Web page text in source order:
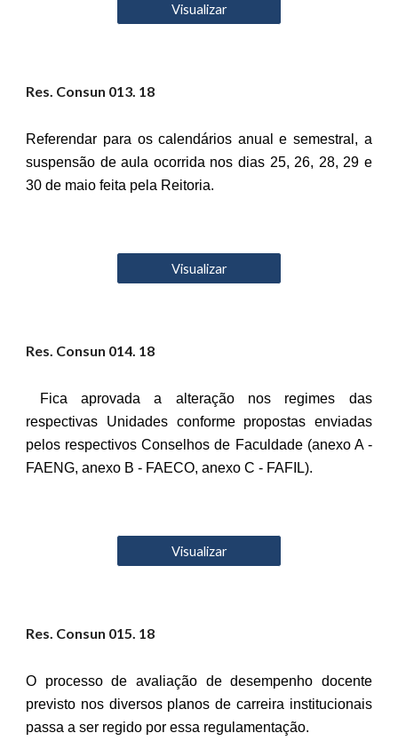
Visualizar
Res. Consun 013. 18
Referendar para os calendários anual e semestral, a
suspensão de aula ocorrida nos dias 25, 26, 28, 29 e
30 de maio feita pela Reitoria.
Visualizar
Res. Consun 014. 18
Fica aprovada a alteração nos regimes das
respectivas Unidades conforme propostas enviadas
pelos respectivos Conselhos de Faculdade (anexo A -
FAENG, anexo B - FAECO, anexo C - FAFIL).
Visualizar
Res. Consun 015. 18
O processo de avaliação de desempenho docente
previsto nos diversos planos de carreira institucionais
passa a ser regido por essa regulamentação.